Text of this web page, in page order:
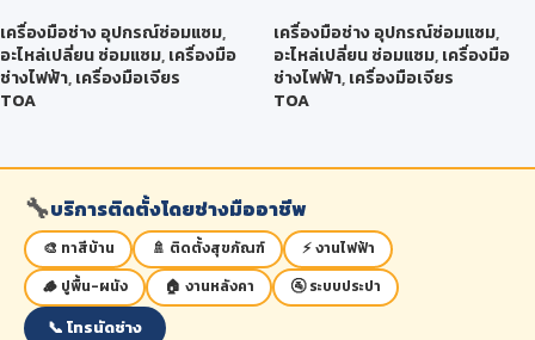
เครื่องมือช่าง อุปกรณ์ซ่อมแซม,
อะไหล่เปลี่ยน ซ่อมแซม,เครื่องมือ
ช่างไฟฟ้า,เครื่องมือเจียร
TOA
เครื่องมือช่าง อุปกรณ์ซ่อมแซม,
อะไหล่เปลี่ยน ซ่อมแซม,เครื่องมือ
ช่างไฟฟ้า,เครื่องมือเจียร
TOA
🔧บริการติดตั้งโดยช่างมืออาชีพ
🎨 ทาสีบ้าน 🚿 ติดตั้งสุขภัณฑ์
⚡ งานไฟฟ้า
🪵 ปูพื้น-ผนัง
🏠 งานหลังคา 🚰 ระบบประปา
📞 โทรนัดช่าง